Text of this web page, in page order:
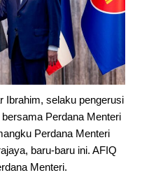
Ibrahim, selaku pengerusi
Perdana Menteri
Perdana Menteri
baru-baru ini. AFIQ
Menteri.